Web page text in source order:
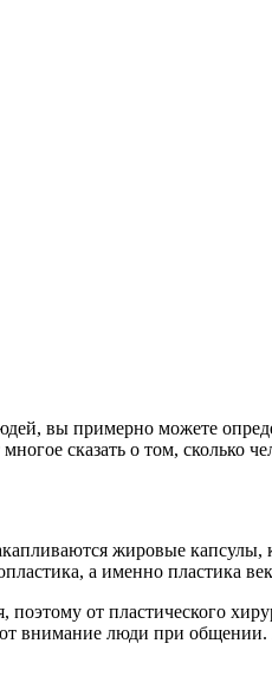
вы примерно можете
сказать о том, сколько
жировые
а именно пластика
от пластического
внимание люди при